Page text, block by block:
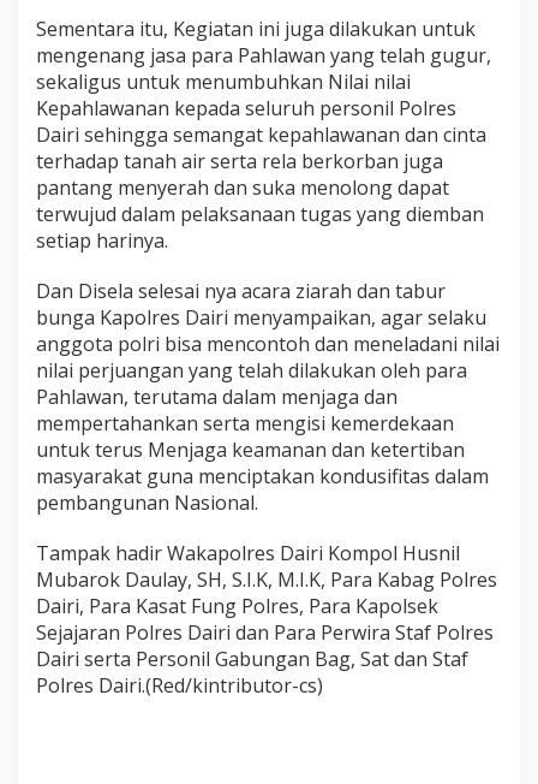
Sementara itu, Kegiatan ini juga dilakukan untuk
mengenang jasa para Pahlawan yang telah gugur,
sekaligus untuk menumbuhkan Nilai nilai
Kepahlawanan kepada seluruh personil Polres
Dairi sehingga semangat kepahlawanan dan cinta
terhadap tanah air serta rela berkorban juga
pantang menyerah dan suka menolong dapat
terwujud dalam pelaksanaan tugas yang diemban
setiap harinya.
Dan Disela selesai nya acara ziarah dan tabur
bunga Kapolres Dairi menyampaikan, agar selaku
anggota polri bisa mencontoh dan meneladani nilai
nilai perjuangan yang telah dilakukan oleh para
Pahlawan, terutama dalam menjaga dan
mempertahankan serta mengisi kemerdekaan
untuk terus Menjaga keamanan dan ketertiban
masyarakat guna menciptakan kondusifitas dalam
pembangunan Nasional.
Tampak hadir Wakapolres Dairi Kompol Husnil
Mubarok Daulay, SH, S.I.K, M.I.K, Para Kabag Polres
Dairi, Para Kasat Fung Polres, Para Kapolsek
Sejajaran Polres Dairi dan Para Perwira Staf Polres
Dairi serta Personil Gabungan Bag, Sat dan Staf
Polres Dairi.(Red/kintributor-cs)